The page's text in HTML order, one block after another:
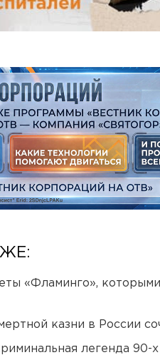
«Фламинго»,
казни в России
легенда 90-